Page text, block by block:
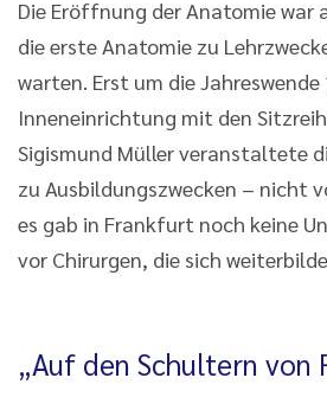
Die Eröffnung der Anatomie war
die erste Anatomie zu
warten. Erst um die
Inneneinrichtung mit den
Sigismund Müller veranstaltete
zu Ausbildungszwecken – nicht
es gab in Frankfurt noch keine
vor Chirurgen, die sich
„Auf den Schultern von